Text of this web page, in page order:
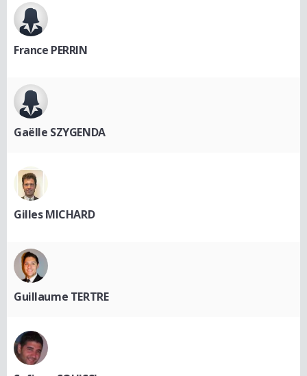
France PERRIN
Gaëlle SZYGENDA
Gilles MICHARD
Guillaume TERTRE